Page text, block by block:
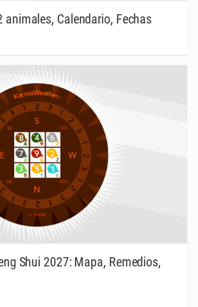
animales, Calendario, Fechas
Shui 2027: Mapa, Remedios,